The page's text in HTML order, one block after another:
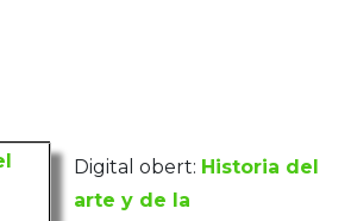
Digital obert: Historia del
arte y de la